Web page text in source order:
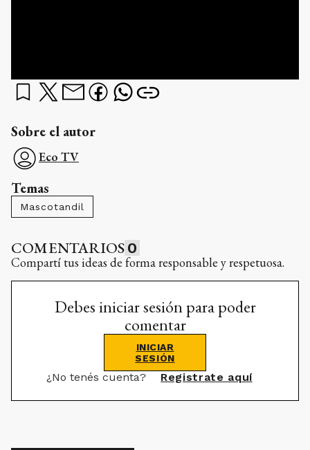
Sobre el autor
Eco TV
Temas
Mascotandil
COMENTARIOS 0
Compartí tus ideas de forma responsable y respetuosa.
Debes iniciar sesión para poder
comentar
INICIAR
SESIÓN
¿No tenés cuenta? Registrate aquí